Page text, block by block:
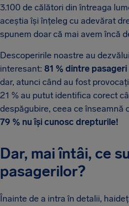
3.100 de călători din întreaga
aceștia își înțeleg cu adevărat
spunem doar că mai avem încă
Descoperirile noastre au
interesant: 81 % dintre
dar, atunci când au fost
21 % au putut identifica corect
despăgubire, ceea ce înseamnă
79 % nu își cunosc drepturile!
Dar, mai întâi, ce
pasagerilor?
Înainte de a intra în detalii,